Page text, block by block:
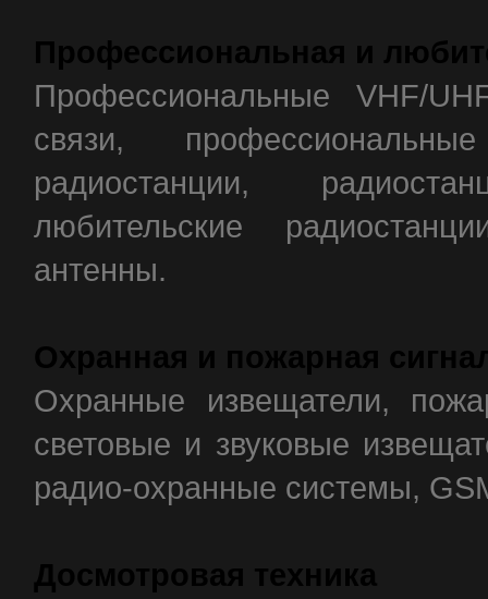
Профессиональная и
Профессиональные VHF/
связи,
радиостанции,
любительские
антенны.
Охранная и пожарная
Охранные извещатели,
световые и звуковые
радио-охранные системы,
Досмотровая техника